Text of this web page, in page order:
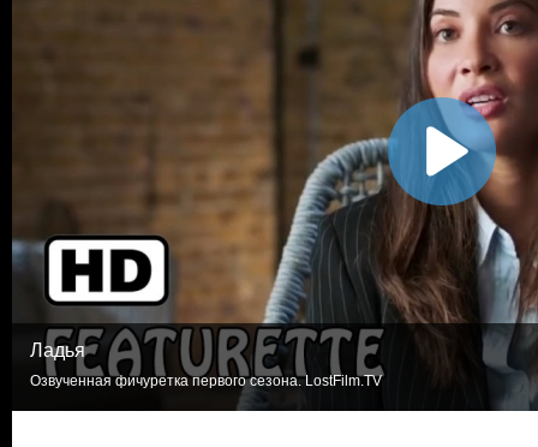
Ладья
Озвученная фичуретка первого сезона. LostFilm.TV